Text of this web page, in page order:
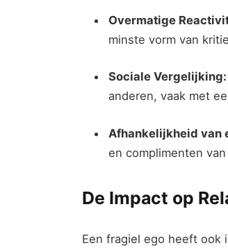
Overmatige
minste vorm van
Sociale Vergelijking:
anderen, vaak met
Afhankelijkheid van
en complimenten
De Impact op
Een fragiel ego heeft ook